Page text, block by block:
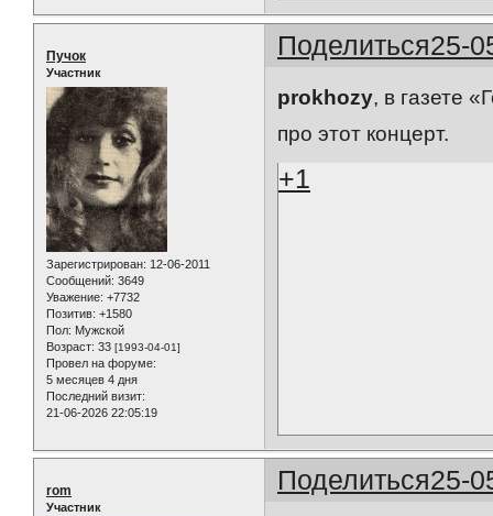
Поделиться25-
Пучок
Участник
Зарегистрирован: 12-06-2011
Сообщений: 3649
Уважение: +7732
Позитив: +1580
Пол: Мужской
Возраст: 33 [1993-04-01]
Провел на форуме:
5 месяцев 4 дня
Последний визит:
21-06-2026 22:05:19
prokhozy, в газете
про этот концерт.
+1
Поделиться25-
rom
Участник